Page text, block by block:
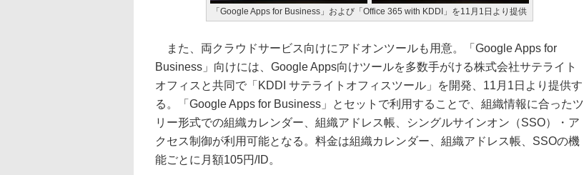
「Google Apps for Business」および「Office 365 with KDDI」を11月1日より提供
また、両クラウドサービス向けにアドオンツールも用意。「Google Apps for
Business」向けには、Google Apps向けツールを多数手がける株式会社サテライト
オフィスと共同で「KDDI サテライトオフィスツール」を開発、11月1日より提供す
る。「Google Apps for Business」とセットで利用することで、組織情報に合ったツ
リー形式での組織カレンダー、組織アドレス帳、シングルサインオン（SSO）・ア
クセス制御が利用可能となる。料金は組織カレンダー、組織アドレス帳、SSOの機
能ごとに月額105円/ID。